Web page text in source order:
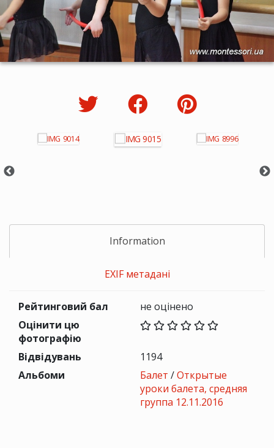
Information
EXIF метадані
Рейтинговий бал
не оцінено
Оцінити цю
фотографію
Відвідувань
1194
Альбоми
Балет /Открытые
уроки балета, средняя
группа 12.11.2016